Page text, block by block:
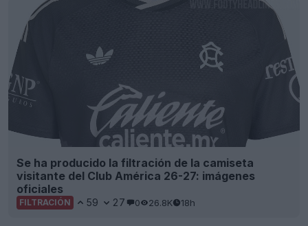
Se ha producido la filtración de la camiseta
visitante del Club América 26-27: imágenes
oficiales
FILTRACIÓN 59 27 0 26.8K 18h